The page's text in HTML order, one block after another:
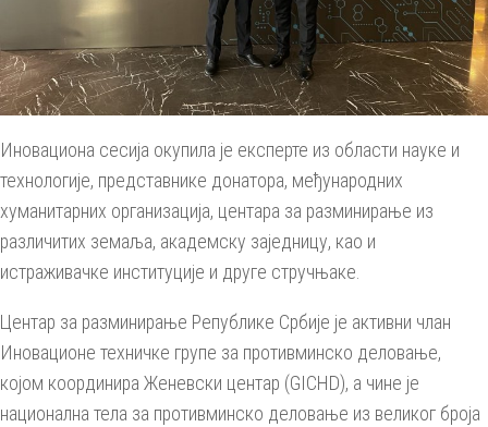
Иновациона сесија окупила је експерте из области науке и
технологије, представнике донатора, међународних
хуманитарних организација, центара за разминирање из
различитих земаља, академску заједницу, као и
истраживачке институције и друге стручњаке.
Центар за разминирање Републике Србије је активни члан
Иновационе техничке групе за противминско деловање,
којом координира Женевски центар (GICHD), а чине је
национална тела за противминско деловање из великог броја